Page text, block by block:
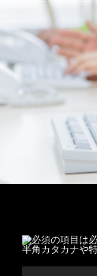
の項目は
半角カタカナや